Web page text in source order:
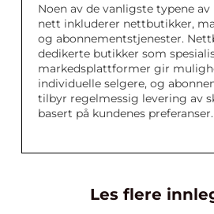
Noen av de vanligste typene
nett inkluderer nettbutikker,
og abonnementstjenester.
dedikerte butikker som
markedsplattformer gir
individuelle selgere, og
tilbyr regelmessig levering av
basert på kundenes preferanser.
Les flere